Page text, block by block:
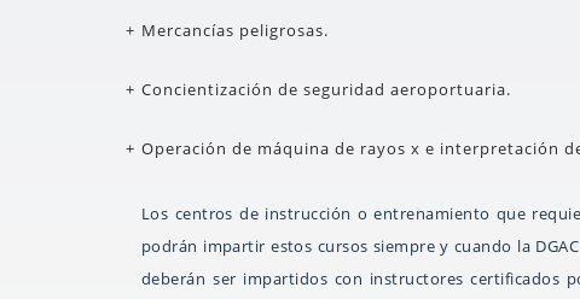
Mercancías peligrosas.
Concientización de seguridad aeroportuaria.
Operación de máquina de rayos x e interpretación
Los centros de instrucción o entrenamiento que
podrán impartir estos cursos siempre y cuando la
deberán ser impartidos con instructores certificados